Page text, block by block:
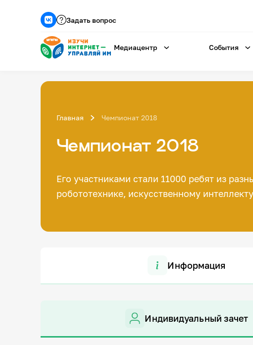
Задать вопрос
Медиацентр События
Главная Чемпионат 2018
Чемпионат 2018
Его участниками стали 11000 ребят из
робототехнике, искусственному
Информация
Индивидуальный зачет